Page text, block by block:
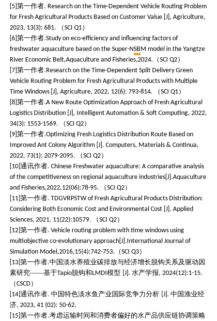
[5] 第一作者. Research on the Time-Dependent Vehicle Routing Problem
for Fresh Agricultural Products Based on Customer Value [J], Agriculture,
2023, 13(3): 681.
（SCI Q1）
[6] 第一作者.Study on eco-efficiency and influencing factors of
freshwater aquaculture based on the Super-NSBM model in the Yangtze
River Economic Belt,Aquaculture and Fisheries,2024. （SCI Q2）
[7] 第一作者.Research on the Time-Dependent Split Delivery Green
Vehicle Routing Problem for Fresh Agricultural Products with Multiple
Time Windows [J], Agriculture, 2022, 12(6): 793-814.
（SCI Q1）
[8] 第一作者.A New Route Optimization Approach of Fresh Agricultural
Logistics Distribution [J], Intelligent Automation & Soft Computing, 2022,
34(3): 1553-1569.
（SCI Q2）
[9] 第一作者.Optimizing Fresh Logistics Distribution Route Based on
Improved Ant Colony Algorithm [J]. Computers, Materials & Continua,
2022, 73(1): 2079-2095.
（SCI Q2）
[10] 通讯作者. Chinese Freshwater aquaculture: A comparative analysis
of the competitiveness on regional aquaculture industries[J].Aquaculture
and Fisheries,2022,12(06):78-95.
（SCI Q2）
[11] 第一作者. TDGVRPSTW of Fresh Agricultural Products Distribution:
Considering Both Economic Cost and Environmental Cost [J]. Applied
Sciences, 2021, 11(22):10579.
（SCI Q2）
[12] 第一作者. Vehicle routing problem with time windows using
multiobjective co-evolutionary approach[J].International Journal of
Simulation Model,2016,15(4):742-753. （SCI Q3）
[13] 第一作者.中国淡水养殖业碳排放与经济增长脱钩关系及驱动因
素研究——基于Tapio脱钩和 LMDI模型 [J]. 水产学报, 2024(12):1-15.
（CSCD）
[14] 通讯作者. 中国特色淡水鱼产业国际竞争力分析 [J]. 中国渔业经
济, 2023, 41 (02): 50-62.
[15] 第一作者.考虑运输时间和消费者偏好的水产品供应链协调策略